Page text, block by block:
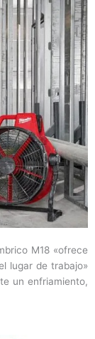
M18 «ofrece
lugar de trabajo»
un enfriamiento,